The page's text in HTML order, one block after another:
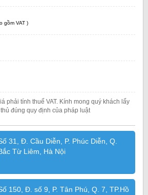
gồm VAT )
phải tính thuế VAT. Kính mong quý khách lấy
đúng quy định của pháp luật
31, Đ. Cầu Diễn, P. Phúc Diễn, Q.
Từ Liêm, Hà Nội
150, Đ. số 9, P. Tân Phú, Q. 7, TP.Hồ